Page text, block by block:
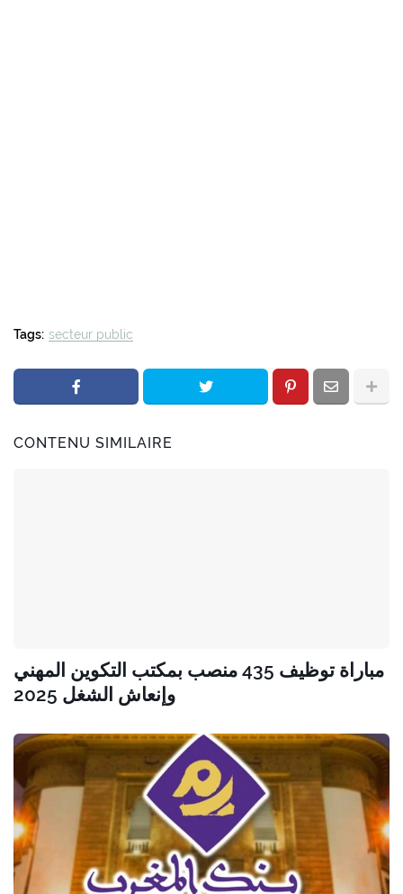
Tags: secteur public
CONTENU SIMILAIRE
مباراة توظيف 435 منصب بمكتب التكوين المهني
وإنعاش الشغل 2025